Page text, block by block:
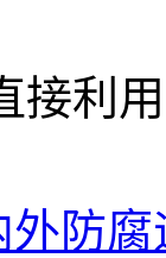
接利
外防腐